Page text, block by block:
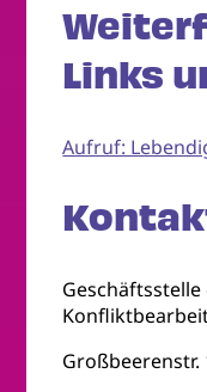
Links
Aufruf:
Großbeerenstr.